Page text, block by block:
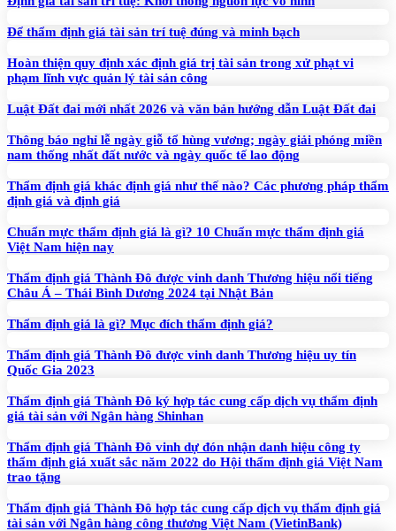
Để thẩm định giá tài sản trí tuệ đúng và minh bạch
Hoàn thiện quy định xác định giá trị tài sản trong xử phạt vi
phạm lĩnh vực quản lý tài sản công
Luật Đất đai mới nhất 2026 và văn bản hướng dẫn Luật Đất đai
Thông báo nghỉ lễ ngày giỗ tổ hùng vương; ngày giải phóng miền
nam thống nhất đất nước và ngày quốc tế lao động
Thẩm định giá khác định giá như thế nào? Các phương pháp thẩm
định giá và định giá
Chuẩn mực thẩm định giá là gì? 10 Chuẩn mực thẩm định giá
Việt Nam hiện nay
Thẩm định giá Thành Đô được vinh danh Thương hiệu nổi tiếng
Châu Á – Thái Bình Dương 2024 tại Nhật Bản
Thẩm định giá là gì? Mục đích thẩm định giá?
Thẩm định giá Thành Đô được vinh danh Thương hiệu uy tín
Quốc Gia 2023
Thẩm định giá Thành Đô ký hợp tác cung cấp dịch vụ thẩm định
giá tài sản với Ngân hàng Shinhan
Thẩm định giá Thành Đô vinh dự đón nhận danh hiệu công ty
thẩm định giá xuất sắc năm 2022 do Hội thẩm định giá Việt Nam
trao tặng
Thẩm định giá Thành Đô hợp tác cung cấp dịch vụ thẩm định giá
tài sản với Ngân hàng công thương Việt Nam (VietinBank)